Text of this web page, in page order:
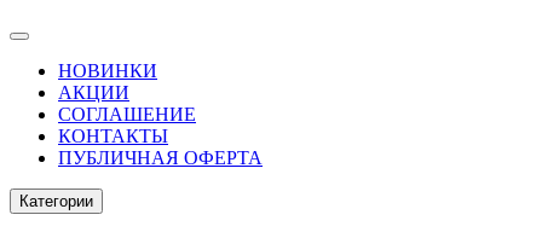
НОВИНКИ
АКЦИИ
СОГЛАШЕНИЕ
КОНТАКТЫ
ПУБЛИЧНАЯ ОФЕРТА
Категории